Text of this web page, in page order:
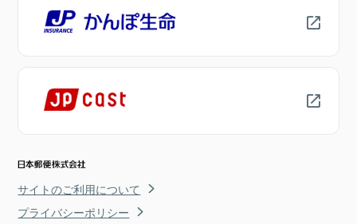
サイトのご利用について
プライバシーポリシー